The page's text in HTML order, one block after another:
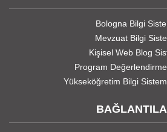
Bologna Bilgi
Mevzuat Bilgi
Kişisel Web Blog
Program
Yükseköğretim Bilgi